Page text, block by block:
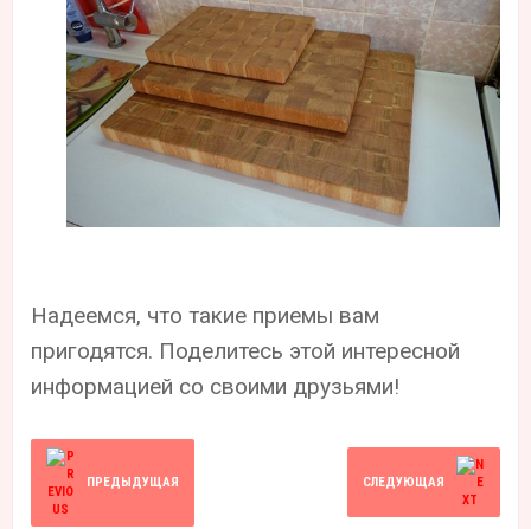
Надеемся, что такие приемы вам
пригодятся. Поделитесь этой интересной
информацией со своими друзьями!
ПРЕДЫДУЩАЯ СЛЕДУЮЩАЯ